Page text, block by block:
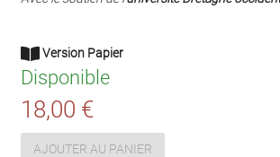
Version Papier
Disponible
18,00 €
AJOUTER AU PANIER